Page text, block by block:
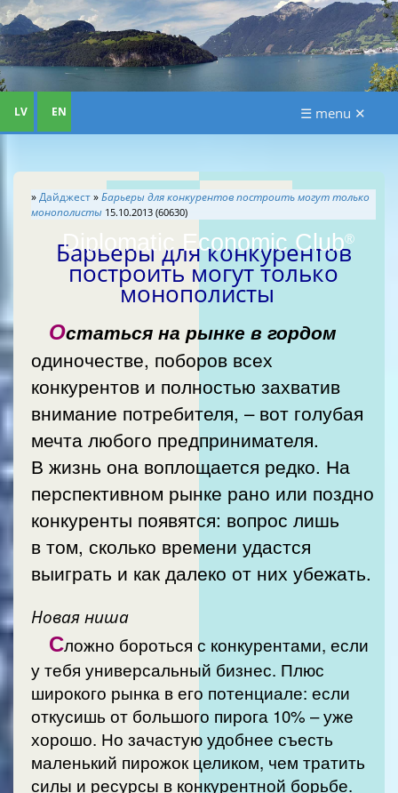
Diplomatic Economic Club®
LV EN ☰ menu ✕
»Дайджест»Барьеры для конкурентов построить могут только
монополисты 15.10.2013 (60630)
Барьеры для конкурентов
построить могут только
монополисты
Остаться на рынке в гордом
одиночестве, поборов всех
конкурентов и полностью захватив
внимание потребителя, – вот голубая
мечта любого предпринимателя.
В жизнь она воплощается редко. На
перспективном рынке рано или поздно
конкуренты появятся: вопрос лишь
в том, сколько времени удастся
выиграть и как далеко от них убежать.
Новая ниша
Сложно бороться с конкурентами, если
у тебя универсальный бизнес. Плюс
широкого рынка в его потенциале: если
откусишь от большого пирога 10% – уже
хорошо. Но зачастую удобнее съесть
маленький пирожок целиком, чем тратить
силы и ресурсы в конкурентной борьбе.